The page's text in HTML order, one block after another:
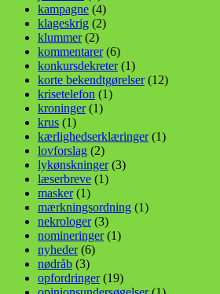
kampagne (4)
klageskrig (2)
klummer(2)
kommentarer(6)
konkursdekreter(1)
korte bekendtgørelser(12)
krisetelefon (1)
kroninger(1)
krus (1)
kærlighedserklæringer(1)
lovforslag (2)
lykønskninger(3)
læserbreve (1)
masker(1)
mærkningsordning (1)
nekrologer(3)
nomineringer(1)
nyheder(6)
nødråb (3)
opfordringer(19)